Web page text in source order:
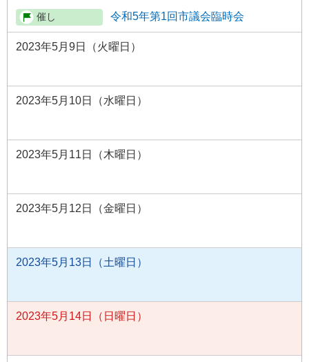
令和5年第1回市議会臨時会
2023年5月9日（火曜日）
2023年5月10日（水曜日）
2023年5月11日（木曜日）
2023年5月12日（金曜日）
2023年5月13日（土曜日）
2023年5月14日（日曜日）